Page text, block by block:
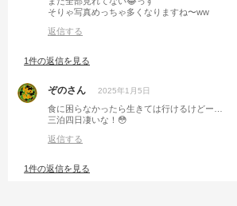
そりゃ写真めっちゃ多くなりますね〜ww
返信する
1件の返信を見る
ぞのさん 2025年1月5日
食に困らなかったら生きては行けるけどー…
三泊四日凄いな！😳
返信する
1件の返信を見る